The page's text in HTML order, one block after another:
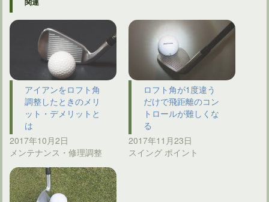
アイアンをロフト角
調整したときのメリ
ット・デメリットと
は
2017年10月2日
メンテナンス・修理調整
ロフト角が1度違う
だけで飛距離のコン
トロールが難しくな
る
2017年11月23日
スイング ポイント